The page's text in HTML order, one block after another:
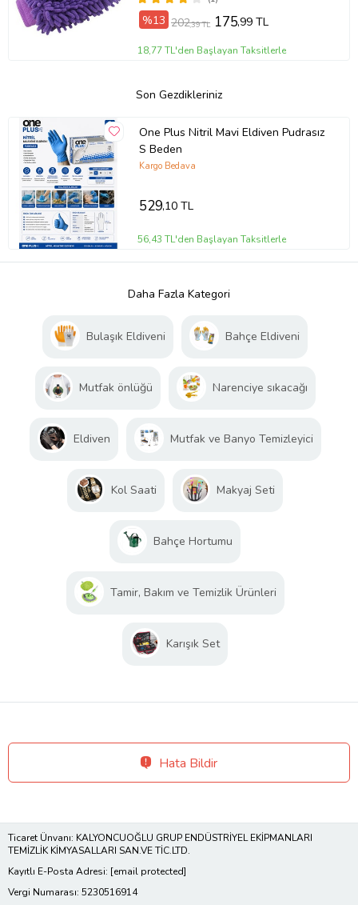
%13 202,39 TL 175,99 TL
18,77 TL'den Başlayan Taksitlerle
Son Gezdikleriniz
One Plus Nitril Mavi Eldiven Pudrasız
S Beden
Kargo Bedava
529,10 TL
56,43 TL'den Başlayan Taksitlerle
Daha Fazla Kategori
Bulaşık Eldiveni Bahçe Eldiveni
Mutfak önlüğü Narenciye sıkacağı
Eldiven Mutfak ve Banyo Temizleyici
Kol Saati Makyaj Seti
Bahçe Hortumu
Tamir, Bakım ve Temizlik Ürünleri
Karışık Set
Hata Bildir
Ticaret Ünvanı: KALYONCUOĞLU GRUP ENDÜSTRİYEL EKİPMANLARI
TEMİZLİK KİMYASALLARI SAN.VE TİC.LTD.
Kayıtlı E-Posta Adresi: [email protected]
Vergi Numarası: 5230516914